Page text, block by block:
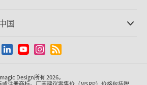
国
Design所有 2026。